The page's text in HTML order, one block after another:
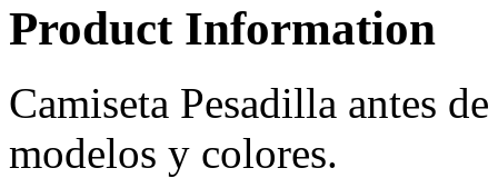
Product Information
Camiseta Pesadilla antes
modelos y colores.